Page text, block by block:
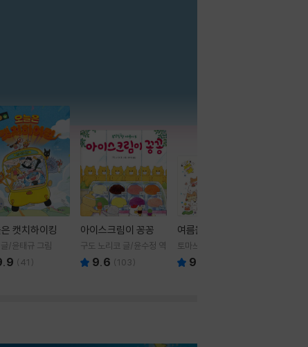
캣치하이킹
/윤태규 그림
(41 )
아이스크림이 꽁꽁
구도 노리코 글/윤수정 역
9.6 (103)
여름을 부탁해
토마쓰리 글그림
9.8